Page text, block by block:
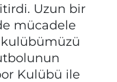
Uzun bir
mücadele
kulübümüzü
Kulübü ile